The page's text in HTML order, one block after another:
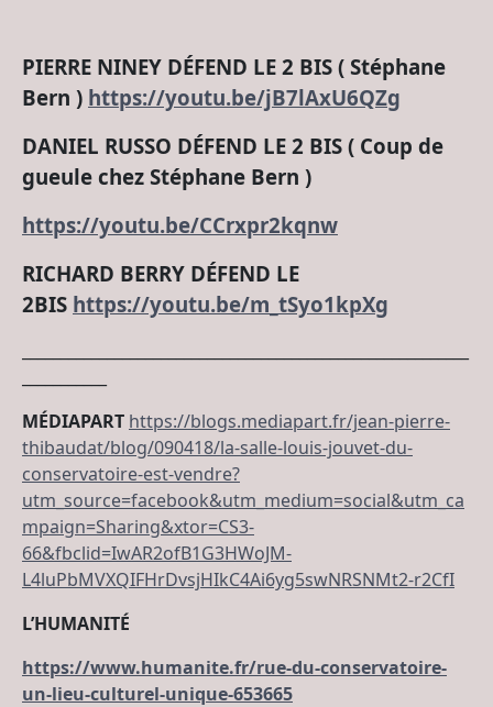
PIERRE NINEY DÉFEND LE 2 BIS ( Stéphane
Bern ) https://youtu.be/jB7lAxU6QZg
DANIEL RUSSO DÉFEND LE 2 BIS ( Coup de
gueule chez Stéphane Bern )
https://youtu.be/CCrxpr2kqnw
RICHARD BERRY DÉFEND LE
2BIS https://youtu.be/m_tSyo1kpXg
MÉDIAPART https://blogs.mediapart.fr/jean-pierre-
thibaudat/blog/090418/la-salle-louis-jouvet-du-
conservatoire-est-vendre?
utm_source=facebook&utm_medium=social&utm_ca
mpaign=Sharing&xtor=CS3-
66&fbclid=IwAR2ofB1G3HWoJM-
L4luPbMVXQIFHrDvsjHIkC4Ai6yg5swNRSNMt2-r2CfI
L’HUMANITÉ
https://www.humanite.fr/rue-du-conservatoire-
un-lieu-culturel-unique-653665